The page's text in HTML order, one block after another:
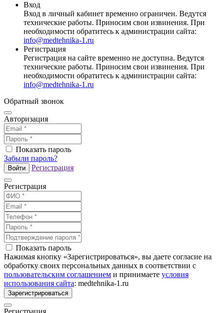
Вход
Вход в личный кабинет временно ограничен. Ведутся
технические работы. Приносим свои извинения. При
необходимости обратитесь к администрации сайта:
info@medtehnika-1.ru
Регистрация
Регистрация на сайте временно не доступна. Ведутся
технические работы. Приносим свои извинения. При
необходимости обратитесь к администрации сайта:
info@medtehnika-1.ru
Обратный звонок
Авторизация
Показать пароль
Забыли пароль?
Войти Регистрация
Регистрация
Показать пароль
Нажимая кнопку «Зарегистрироваться», вы даете согласие на
обработку своих персональных данных в соответствии с
пользовательским соглашением и принимаете условия
использования сайта: medtehnika-1.ru
Зарегистрироваться
Регистрация